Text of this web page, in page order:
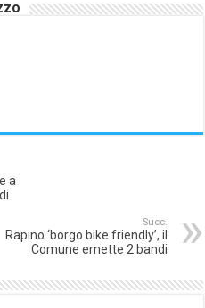
a
Succ.
Rapino ‘borgo bike friendly’, il
Comune emette 2 bandi